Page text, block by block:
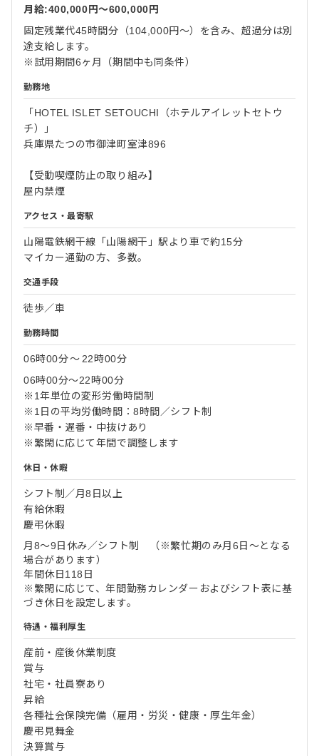
月給:400,000円〜600,000円
固定残業代45時間分（104,000円～）を含み、超過分は別
途支給します。
※試用期間6ヶ月（期間中も同条件）
勤務地
「HOTEL ISLET SETOUCHI（ホテルアイレットセトウ
チ）」
兵庫県たつの市御津町室津896
【受動喫煙防止の取り組み】
屋内禁煙
アクセス・最寄駅
山陽電鉄網干線「山陽網干」駅より車で約15分
マイカー通勤の方、多数。
交通手段
徒歩／車
勤務時間
06時00分〜 22時00分
06時00分〜22時00分
※1年単位の変形労働時間制
※1日の平均労働時間：8時間／シフト制
※早番・遅番・中抜けあり
※繁閑に応じて年間で調整します
休日・休暇
シフト制／月8日以上
有給休暇
慶弔休暇
月8〜9日休み／シフト制 （※繁忙期のみ月6日～となる
場合があります）
年間休日118日
※繁閑に応じて、年間勤務カレンダーおよびシフト表に基
づき休日を設定します。
待遇・福利厚生
産前・産後休業制度
賞与
社宅・社員寮あり
昇給
各種社会保険完備（雇用・労災・健康・厚生年金）
慶弔見舞金
決算賞与